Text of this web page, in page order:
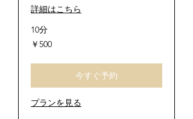
詳細はこちら
10分
500
円
￥500
今すぐ予約
プランを見る